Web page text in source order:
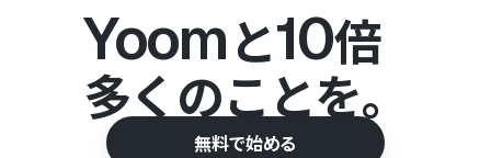
Yoomと10倍
多くのことを。
無料で始める